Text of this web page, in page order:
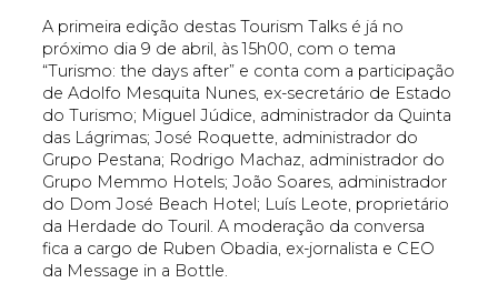
A primeira edição destas Tourism Talks é já no
próximo dia 9 de abril, às 15h00, com o tema
“Turismo: the days after” e conta com a participação
de Adolfo Mesquita Nunes, ex-secretário de Estado
do Turismo; Miguel Júdice, administrador da Quinta
das Lágrimas; José Roquette, administrador do
Grupo Pestana; Rodrigo Machaz, administrador do
Grupo Memmo Hotels; João Soares, administrador
do Dom José Beach Hotel; Luís Leote, proprietário
da Herdade do Touril. A moderação da conversa
fica a cargo de Ruben Obadia, ex-jornalista e CEO
da Message in a Bottle.